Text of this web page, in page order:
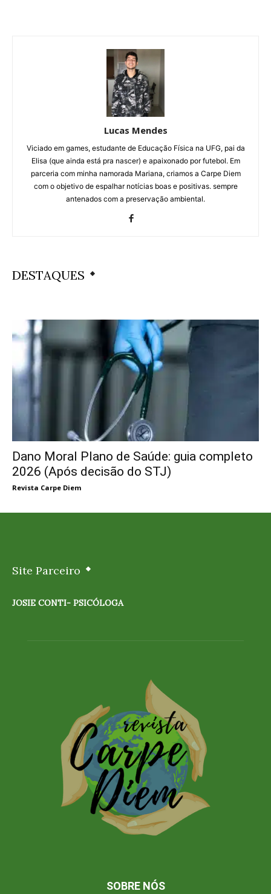
Lucas Mendes
Viciado em games, estudante de Educação Física na UFG, pai da
Elisa (que ainda está pra nascer) e apaixonado por futebol. Em
parceria com minha namorada Mariana, criamos a Carpe Diem
com o objetivo de espalhar notícias boas e positivas. sempre
antenados com a preservação ambiental.
DESTAQUES
Dano Moral Plano de Saúde: guia completo
2026 (Após decisão do STJ)
Revista Carpe Diem
Site Parceiro
JOSIE CONTI- PSICÓLOGA
SOBRE NÓS